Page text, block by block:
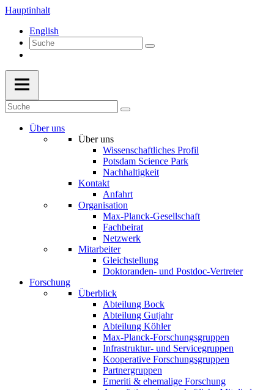
Hauptinhalt
English
Über uns
Über uns
Wissenschaftliches Profil
Potsdam Science Park
Nachhaltigkeit
Kontakt
Anfahrt
Organisation
Max-Planck-Gesellschaft
Fachbeirat
Netzwerk
Mitarbeiter
Gleichstellung
Doktoranden- und Postdoc-Vertreter
Forschung
Überblick
Abteilung Bock
Abteilung Gutjahr
Abteilung Köhler
Max-Planck-Forschungsgruppen
Infrastruktur- und Servicegruppen
Kooperative Forschungsgruppen
Partnergruppen
Emeriti & ehemalige Forschung